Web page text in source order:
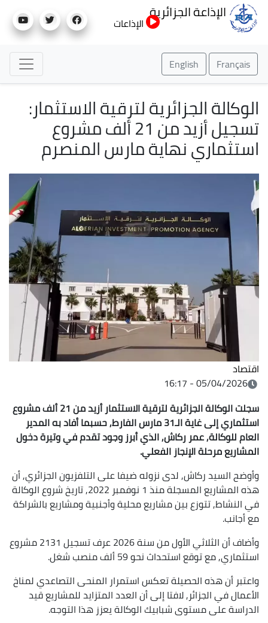
إلى
الإذاعة الجزائرية
الإذاعات
Français
English
الوكالة الجزائرية لترقية الاستثمار:
تسجيل أزيد من 21 ألف مشروع
استثماري نهاية مارس المنصرم
اقتصاد
05/04/2026 - 16:17
سجلت الوكالة الجزائرية لترقية الاستثمار أزيد من 21 ألف مشروع
استثماري إلى غاية الـ31 مارس الفارط, حسبما أفاد به المدير
العام للوكالة, عمر ركاش, الذي أبرز وجود تقدم في وتيرة دخول
المشاريع مرحلة الإنجاز الفعلي.
وأوضح السيد ركاش, لدى نزوله ضيفا على التلفزيون الجزائري, أن
هذه المشاريع المسجلة منذ 1 نوفمبر 2022, تاريخ شروع الوكالة
في النشاط, تتوزع بين مشاريع محلية وأجنبية ومشاريع بالشراكة
مع أجانب.
وأضاف أن الثلاثي الأول من سنة 2026 عرف تسجيل 2131 مشروع
استثماري, مع توقع استحداث نحو 59 ألف منصب شغل.
واعتبر أن هذه الحصيلة تعكس استمرار المنحى التصاعدي لمناخ
الأعمال في الجزائر, لافتا إلى أن العدد المتزايد للمشاريع قيد
الدراسة على مستوى شبابيك الوكالة يعزز هذا التوجه.